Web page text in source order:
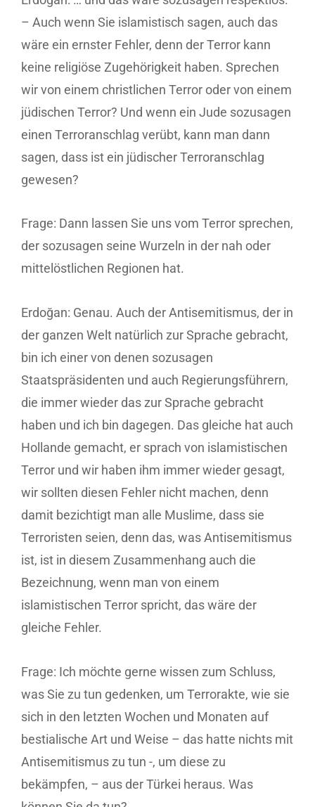
– Auch wenn Sie islamistisch sagen, auch das
wäre ein ernster Fehler, denn der Terror kann
keine religiöse Zugehörigkeit haben. Sprechen
wir von einem christlichen Terror oder von einem
jüdischen Terror? Und wenn ein Jude sozusagen
einen Terroranschlag verübt, kann man dann
sagen, dass ist ein jüdischer Terroranschlag
gewesen?
Frage: Dann lassen Sie uns vom Terror sprechen,
der sozusagen seine Wurzeln in der nah oder
mittelöstlichen Regionen hat.
Erdoğan: Genau. Auch der Antisemitismus, der in
der ganzen Welt natürlich zur Sprache gebracht,
bin ich einer von denen sozusagen
Staatspräsidenten und auch Regierungsführern,
die immer wieder das zur Sprache gebracht
haben und ich bin dagegen. Das gleiche hat auch
Hollande gemacht, er sprach von islamistischen
Terror und wir haben ihm immer wieder gesagt,
wir sollten diesen Fehler nicht machen, denn
damit bezichtigt man alle Muslime, dass sie
Terroristen seien, denn das, was Antisemitismus
ist, ist in diesem Zusammenhang auch die
Bezeichnung, wenn man von einem
islamistischen Terror spricht, das wäre der
gleiche Fehler.
Frage: Ich möchte gerne wissen zum Schluss,
was Sie zu tun gedenken, um Terrorakte, wie sie
sich in den letzten Wochen und Monaten auf
bestialische Art und Weise – das hatte nichts mit
Antisemitismus zu tun -, um diese zu
bekämpfen, – aus der Türkei heraus. Was